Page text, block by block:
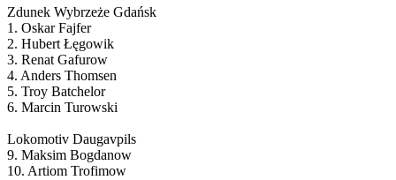
Zdunek Wybrzeże Gdańsk
1. Oskar Fajfer
2. Hubert Łęgowik
3. Renat Gafurow
4. Anders Thomsen
5. Troy Batchelor
6. Marcin Turowski
Lokomotiv Daugavpils
9. Maksim Bogdanow
10. Artiom Trofimow